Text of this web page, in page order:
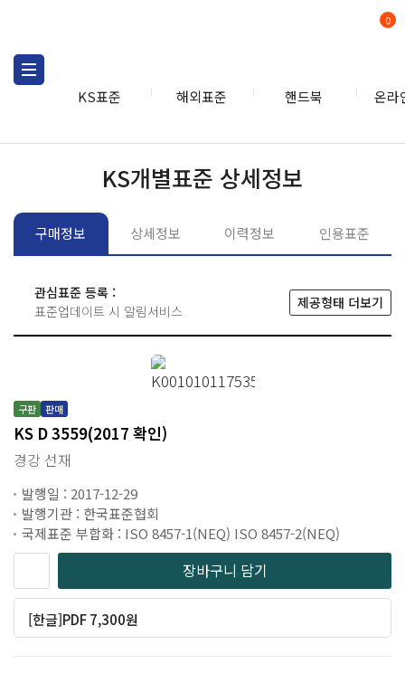
KS표준 해외표준 핸드북 온라
0
KS개별표준 상세정보
구매정보 상세정보 이력정보 인용표준
관심표준 등록 :
표준업데이트 시 알림서비스
제공형태 더보기
구판 판매
KS D 3559(2017 확인)
경강 선재
발행일 : 2017-12-29
발행기관 : 한국표준협회
국제표준 부합화 : ISO 8457-1(NEQ) ISO 8457-2(NEQ)
장바구니 담기
[한글]PDF 7,300원